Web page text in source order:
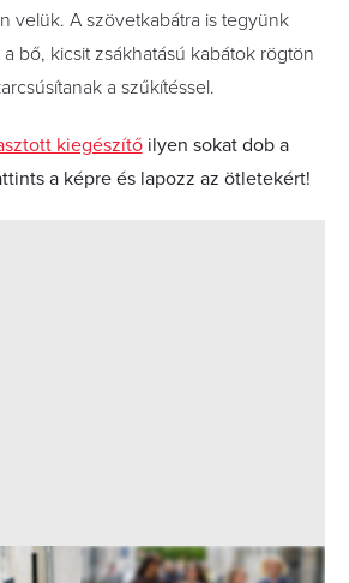
velük. A szövetkabátra is tegyünk
bő, kicsit zsákhatású kabátok rögtön
a szűkítéssel.
kiegészítőilyen sokat dob a
a képre és lapozz az ötletekért!